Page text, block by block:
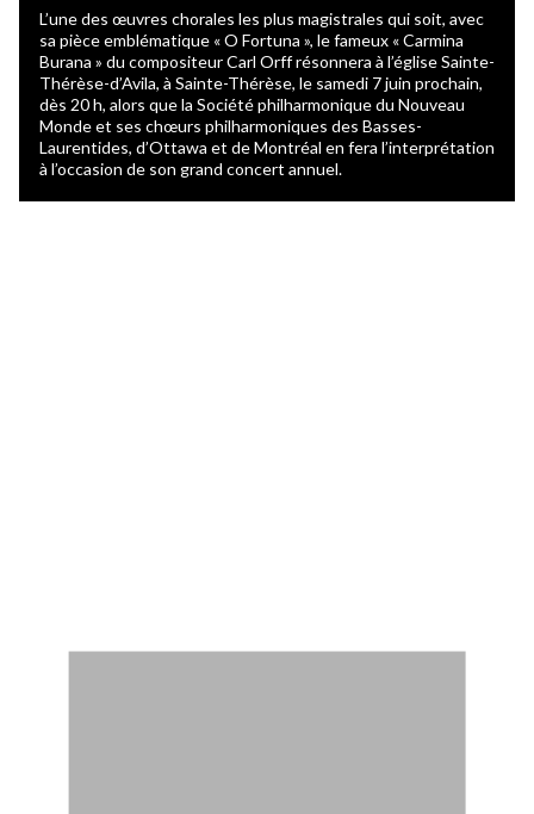
L’une des œuvres chorales les plus magistrales qui soit, avec
sa pièce emblématique « O Fortuna », le fameux « Carmina
Burana » du compositeur Carl Orff résonnera à l’église Sainte-
Thérèse-d’Avila, à Sainte-Thérèse, le samedi 7 juin prochain,
dès 20 h, alors que la Société philharmonique du Nouveau
Monde et ses chœurs philharmoniques des Basses-
Laurentides, d’Ottawa et de Montréal en fera l’interprétation
à l’occasion de son grand concert annuel.